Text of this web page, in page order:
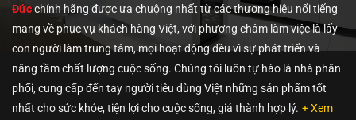
Đứcchính hãng được ưa chuộng nhất từ các thương hiệu nổi tiếng
mang về phục vụ khách hàng Việt, với phương châm làm việc là lấy
con người làm trung tâm, mọi hoạt động đều vì sự phát triển và
nâng tầm chất lượng cuộc sống. Chúng tôi luôn tự hào là nhà phân
phối, cung cấp đến tay người tiêu dùng Việt những sản phẩm tốt
nhất cho sức khỏe, tiện lợi cho cuộc sống, giá thành hợp lý. + Xem